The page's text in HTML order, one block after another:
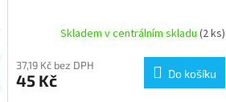
Skladem v centrálním skladu (2 ks)
37,19 Kč bez DPH
45 Kč Do košíku